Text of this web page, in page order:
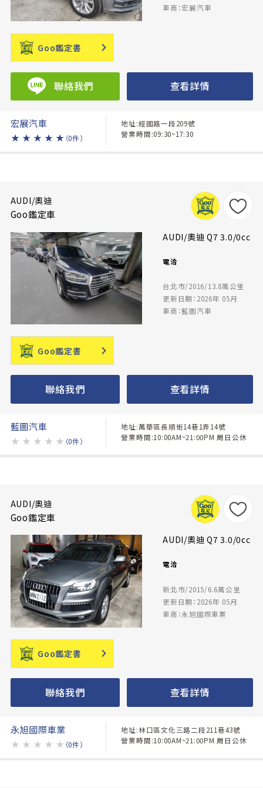
車商：宏展汽車
Goo鑑定書
聯絡我們 查看詳情
宏展汽車
★ ★ ★ ★ ★ （0件）
地址:經國路一段209號
營業時間:09:30~17:30
AUDI/奧迪
Goo鑑定車
AUDI/奧迪 Q7 3.0/0cc
電洽
台北市/2016/13.8萬公里
更新日期：2026年 05月
車商：藍圖汽車
Goo鑑定書
聯絡我們 查看詳情
藍圖汽車
★ ★ ★ ★ ★ （0件）
地址:萬華區長順街14巷1弄14號
營業時間:10:00AM~21:00PM 周日公休
AUDI/奧迪
Goo鑑定車
AUDI/奧迪 Q7 3.0/0cc
電洽
新北市/2015/6.6萬公里
更新日期：2026年 05月
車商：永旭國際車業
Goo鑑定書
聯絡我們 查看詳情
永旭國際車業
★ ★ ★ ★ ★ （0件）
地址:林口區文化三路二段211巷43號
營業時間:10:00AM~21:00PM 周日公休